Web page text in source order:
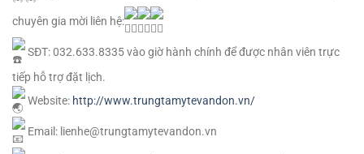
chuyên gia mời liên hệ:
SĐT: 032.633.8335 vào giờ hành chính để được nhân viên trực
tiếp hỗ trợ đặt lịch.
Website: http://www.trungtamytevandon.vn/
Email: lienhe@trungtamytevandon.vn